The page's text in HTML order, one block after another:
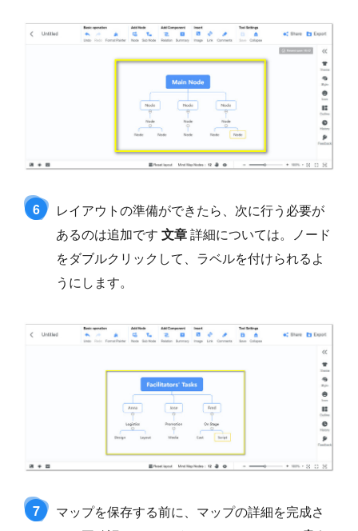
6
レイアウトの準備ができたら、次に行う必要が
あるのは追加です 文章詳細については。ノード
をダブルクリックして、ラベルを付けられるよ
うにします。
7
マップを保存する前に、マップの詳細を完成さ